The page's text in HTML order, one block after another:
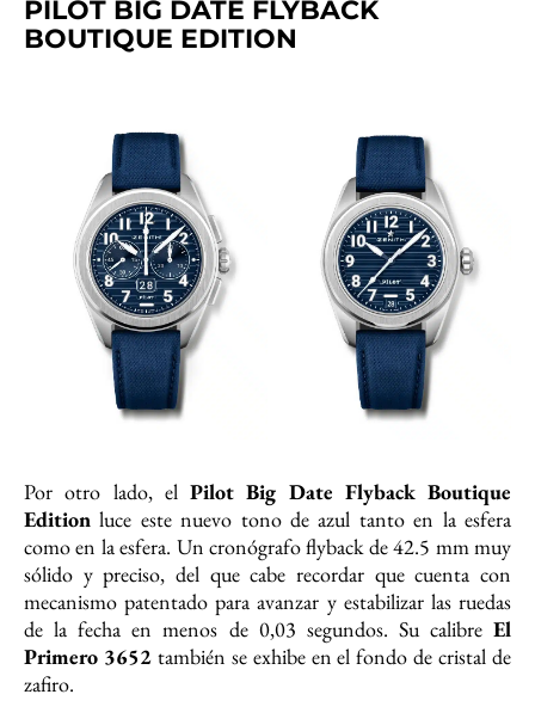
PILOT BIG DATE FLYBACK
BOUTIQUE EDITION
Por otro lado, el Pilot Big Date Flyback Boutique
Edition luce este nuevo tono de azul tanto en la esfera
como en la esfera. Un cronógrafo flyback de 42.5 mm muy
sólido y preciso, del que cabe recordar que cuenta con
mecanismo patentado para avanzar y estabilizar las ruedas
de la fecha en menos de 0,03 segundos. Su calibreEl
Primero 3652también se exhibe en el fondo de cristal de
zafiro.